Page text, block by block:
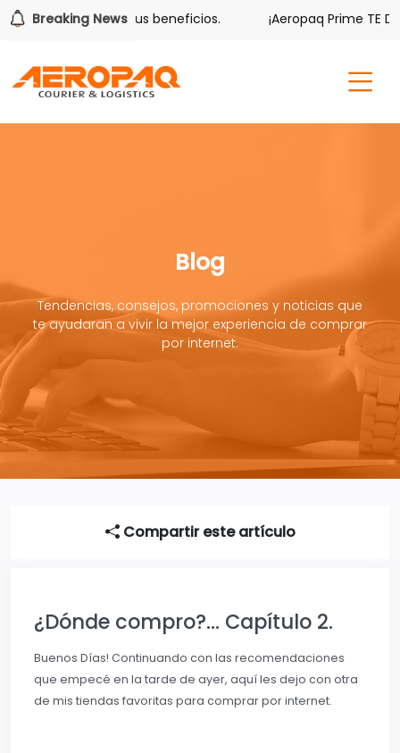
Breaking News
también tiene sus beneficios. ¡Aeropaq Prime TE DA
Blog
Tendencias, consejos, promociones y noticias que
te ayudaran a vivir la mejor experiencia de comprar
por internet.
Compartir este artículo
¿Dónde compro?… Capítulo 2.
Buenos Días! Continuando con las recomendaciones
que empecé en la tarde de ayer, aquí les dejo con otra
de mis tiendas favoritas para comprar por internet.